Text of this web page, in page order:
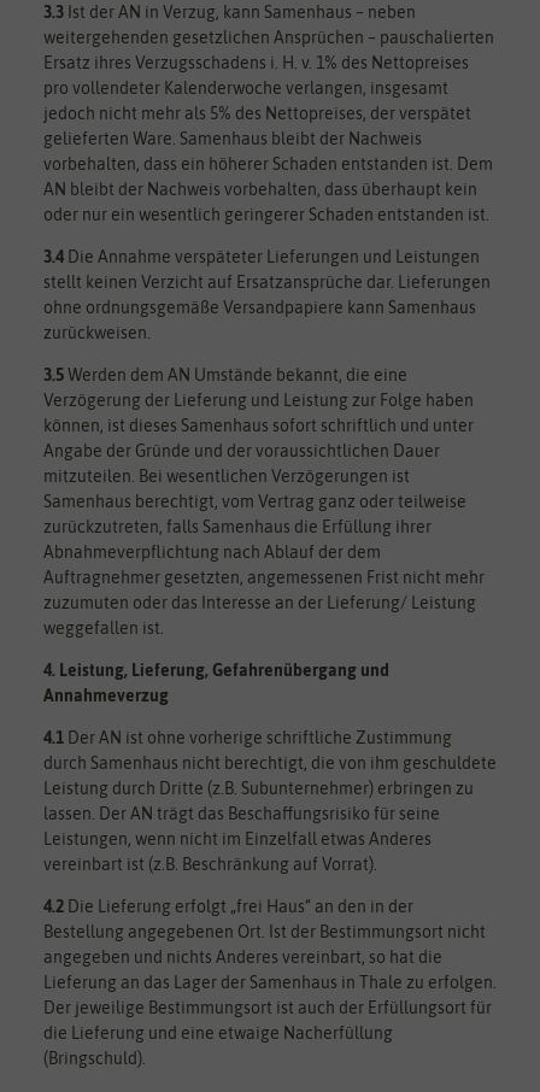
3.3 Ist der AN in Verzug, kann Samenhaus – neben
weitergehenden gesetzlichen Ansprüchen – pauschalierten
Ersatz ihres Verzugsschadens i. H. v. 1% des Nettopreises
pro vollendeter Kalenderwoche verlangen, insgesamt
jedoch nicht mehr als 5% des Nettopreises, der verspätet
gelieferten Ware. Samenhaus bleibt der Nachweis
vorbehalten, dass ein höherer Schaden entstanden ist. Dem
AN bleibt der Nachweis vorbehalten, dass überhaupt kein
oder nur ein wesentlich geringerer Schaden entstanden ist.
3.4 Die Annahme verspäteter Lieferungen und Leistungen
stellt keinen Verzicht auf Ersatzansprüche dar. Lieferungen
ohne ordnungsgemäße Versandpapiere kann Samenhaus
zurückweisen.
3.5Werden dem AN Umstände bekannt, die eine
Verzögerung der Lieferung und Leistung zur Folge haben
können, ist dieses Samenhaus sofort schriftlich und unter
Angabe der Gründe und der voraussichtlichen Dauer
mitzuteilen. Bei wesentlichen Verzögerungen ist
Samenhaus berechtigt, vom Vertrag ganz oder teilweise
zurückzutreten, falls Samenhaus die Erfüllung ihrer
Abnahmeverpflichtung nach Ablauf der dem
Auftragnehmer gesetzten, angemessenen Frist nicht mehr
zuzumuten oder das Interesse an der Lieferung/ Leistung
weggefallen ist.
4. Leistung, Lieferung, Gefahrenübergang und
Annahmeverzug
4.1 Der AN ist ohne vorherige schriftliche Zustimmung
durch Samenhaus nicht berechtigt, die von ihm geschuldete
Leistung durch Dritte (z.B. Subunternehmer) erbringen zu
lassen. Der AN trägt das Beschaffungsrisiko für seine
Leistungen, wenn nicht im Einzelfall etwas Anderes
vereinbart ist (z.B. Beschränkung auf Vorrat).
4.2 Die Lieferung erfolgt „frei Haus“ an den in der
Bestellung angegebenen Ort. Ist der Bestimmungsort nicht
angegeben und nichts Anderes vereinbart, so hat die
Lieferung an das Lager der Samenhaus in Thale zu erfolgen.
Der jeweilige Bestimmungsort ist auch der Erfüllungsort für
die Lieferung und eine etwaige Nacherfüllung
(Bringschuld).